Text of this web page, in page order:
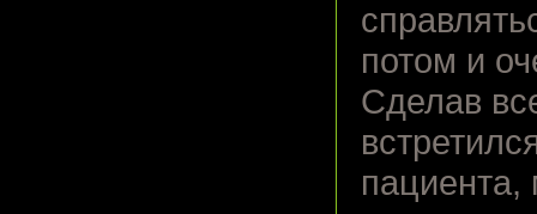
потом и
Сделав
пациента,